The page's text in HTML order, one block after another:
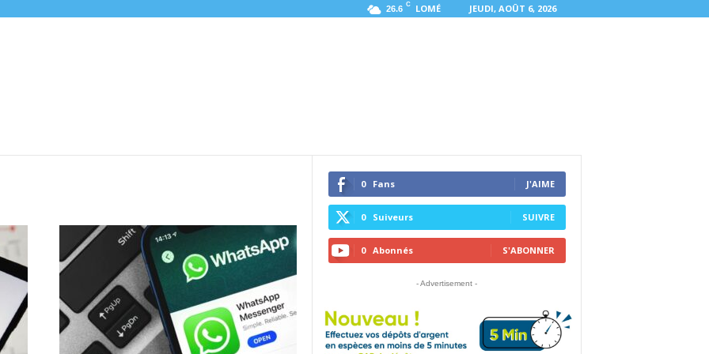
26.6 C LOMÉ JEUDI, AOÛT 6, 2026
0 Fans J'AIME
0 Suiveurs SUIVRE
0 Abonnés S'ABONNER
- Advertisement -